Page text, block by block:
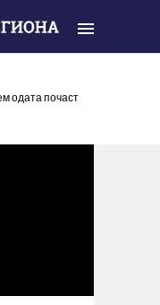
одата почаст